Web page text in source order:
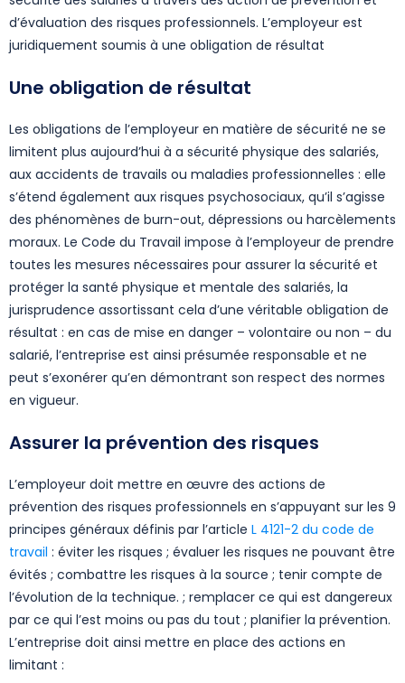
d’évaluation des risques professionnels. L’employeur est
juridiquement soumis à une obligation de résultat
Une obligation de résultat
Les obligations de l’employeur en matière de sécurité ne se
limitent plus aujourd’hui à a sécurité physique des salariés,
aux accidents de travails ou maladies professionnelles : elle
s’étend également aux risques psychosociaux, qu’il s’agisse
des phénomènes de burn-out, dépressions ou harcèlements
moraux. Le Code du Travail impose à l’employeur de prendre
toutes les mesures nécessaires pour assurer la sécurité et
protéger la santé physique et mentale des salariés, la
jurisprudence assortissant cela d’une véritable obligation de
résultat : en cas de mise en danger – volontaire ou non – du
salarié, l’entreprise est ainsi présumée responsable et ne
peut s’exonérer qu’en démontrant son respect des normes
en vigueur.
Assurer la prévention des risques
L’employeur doit mettre en œuvre des actions de
prévention des risques professionnels en s’appuyant sur les 9
principes généraux définis par l’article L 4121-2 du code de
travail : éviter les risques ; évaluer les risques ne pouvant être
évités ; combattre les risques à la source ; tenir compte de
l’évolution de la technique. ; remplacer ce qui est dangereux
par ce qui l’est moins ou pas du tout ; planifier la prévention.
L’entreprise doit ainsi mettre en place des actions en
limitant :